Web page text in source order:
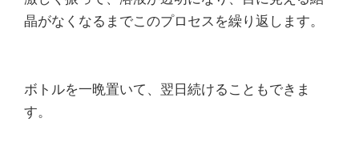
晶がなくなるまでこのプロセスを繰り返します。
ボトルを一晩置いて、翌日続けることもできま
す。